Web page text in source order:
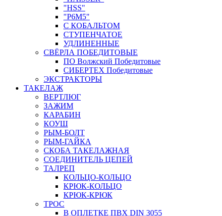
"HSS"
"Р6М5"
С КОБАЛЬТОМ
СТУПЕНЧАТОЕ
УДЛИНЕННЫЕ
СВЁРЛА ПОБЕДИТОВЫЕ
ПО Волжский Победитовые
СИБЕРТЕХ Победитовые
ЭКСТРАКТОРЫ
ТАКЕЛАЖ
ВЕРТЛЮГ
ЗАЖИМ
КАРАБИН
КОУШ
РЫМ-БОЛТ
РЫМ-ГАЙКА
СКОБА ТАКЕЛАЖНАЯ
СОЕДИНИТЕЛЬ ЦЕПЕЙ
ТАЛРЕП
КОЛЬЦО-КОЛЬЦО
КРЮК-КОЛЬЦО
КРЮК-КРЮК
ТРОС
В ОПЛЕТКЕ ПВХ DIN 3055